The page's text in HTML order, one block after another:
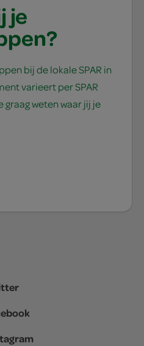
je
bij de lokale SPAR in
varieert per SPAR
graag weten waar jij je